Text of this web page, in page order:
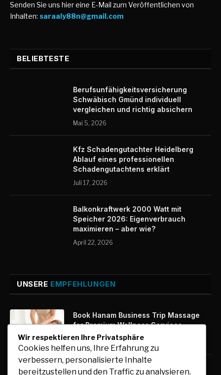
Senden Sie uns hier eine E-Mail zum Veröffentlichen von
Inhalten: saraaly88n@gmail.com
BELIEBTESTE
Berufsunfähigkeitsversicherung
Schwäbisch Gmünd individuell
vergleichen und richtig absichern
Mai 5, 2026
Kfz Schadengutachter Heidelberg
Ablauf eines professionellen
Schadengutachtens erklärt
Juli 17, 2026
Balkonkraftwerk 2000 Watt mit
Speicher 2026: Eigenverbrauch
maximieren – aber wie?
April 22, 2026
UNSERE EMPFEHLUNGEN
Book Hanam Business Trip Massage
for Premium Wellness Services
August 7, 2026
Kfz-Zulassung Express: Digitale
Wir respektieren Ihre Privatsphäre
Cookies helfen uns, Ihre Erfahrung zu
verbessern, personalisierte Inhalte
bereitzustellen und den Traffic zu analysieren.